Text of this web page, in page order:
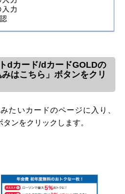
dカード/dカードGOLDの
はこちら」ボタンをクリ
たいカードのページに入り、
タンをクリックします。